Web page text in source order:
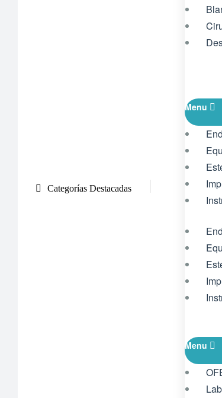
Categorías Destacadas
Menu
Menu